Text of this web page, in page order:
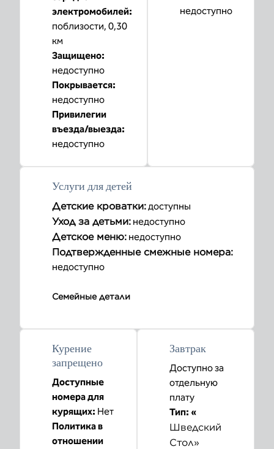
электромобилей:
поблизости, 0,30
км
Защищено:
недоступно
Покрывается:
недоступно
Привилегии
въезда/выезда:
недоступно
недоступно
Услуги для детей
Детские кроватки:доступны
Уход за детьми: недоступно
Детское меню: недоступно
Подтвержденные смежные номера:
недоступно
Семейные детали
Курение
запрещено
Доступные
номера для
курящих: Нет
Политика в
отношении
Завтрак
Доступно за
отдельную
плату
Тип: «
Шведский
Стол»